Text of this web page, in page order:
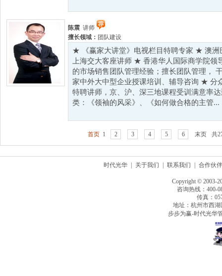
陈震 讲师
擅长领域： 团队建设
★ 《赢家大讲堂》电视栏目特聘专家 ★ 澳洲
上海交大客座讲师 ★ 香港华人国际商学院
的市场销售团队管理经验；擅长团队管理，
家中外大中型企业授课培训、辅导咨询 ★ 分
特聘讲师，京、沪、深三地课程受训满意率
类：《领袖的风采》、《如何做合格的主管...
首页 1 2 3 4 5 6 末页 共
时代光华 关于我们 联系我们 合作伙伴
Copyright © 2003-
咨询热线：400-
传真：
地址：杭州市西
步步为赢-时代光华